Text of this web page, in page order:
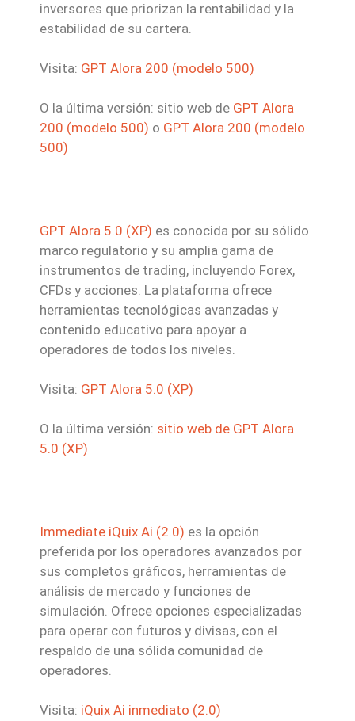
inversores que priorizan la rentabilidad y la
estabilidad de su cartera.
Visita: GPT Alora 200 (modelo 500)
O la última versión: sitio web de GPT Alora
200 (modelo 500) o GPT Alora 200 (modelo
500)
GPT Alora 5.0 (XP) es conocida por su sólido
marco regulatorio y su amplia gama de
instrumentos de trading, incluyendo Forex,
CFDs y acciones. La plataforma ofrece
herramientas tecnológicas avanzadas y
contenido educativo para apoyar a
operadores de todos los niveles.
Visita: GPT Alora 5.0 (XP)
O la última versión: sitio web de GPT Alora
5.0 (XP)
Immediate iQuix Ai (2.0) es la opción
preferida por los operadores avanzados por
sus completos gráficos, herramientas de
análisis de mercado y funciones de
simulación. Ofrece opciones especializadas
para operar con futuros y divisas, con el
respaldo de una sólida comunidad de
operadores.
Visita: iQuix Ai inmediato (2.0)